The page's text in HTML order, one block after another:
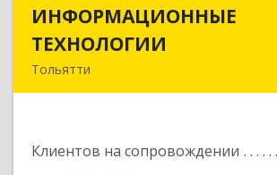
ИНФОРМАЦИОННЫЕ
ТЕХНОЛОГИИ
Тольятти
Клиентов на сопровождении